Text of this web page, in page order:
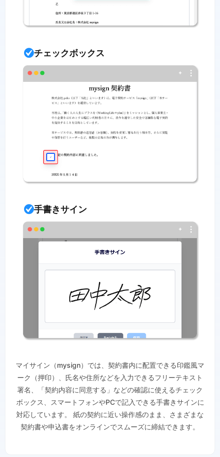
チェックボックス
手書きサイン
マイサイン（mysign）では、契約書内に配置できる印鑑風マ
ーク（押印）、氏名や住所などを入力できるフリーテキスト
署名、「契約内容に同意する」などの確認に使えるチェック
ボックス、スマートフォンやPCで記入できる手書きサインに
対応しています。 紙の契約に近い操作感のまま、さまざまな
契約書や申込書をオンラインでスムーズに締結できます。